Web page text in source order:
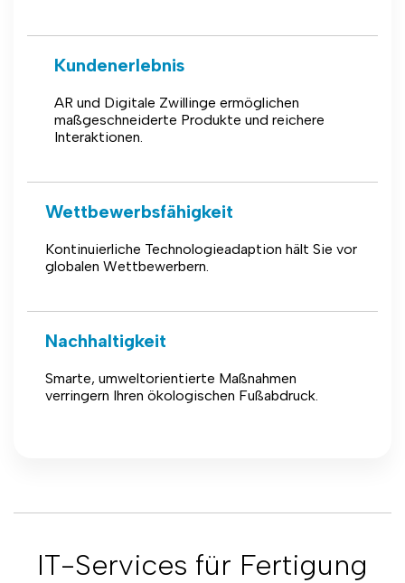
Kundenerlebnis
AR und Digitale Zwillinge ermöglichen
maßgeschneiderte Produkte und reichere
Interaktionen.
Wettbewerbsfähigkeit
Kontinuierliche Technologieadaption hält Sie vor
globalen Wettbewerbern.
Nachhaltigkeit
Smarte, umweltorientierte Maßnahmen
verringern Ihren ökologischen Fußabdruck.
IT-Services für Fertigung